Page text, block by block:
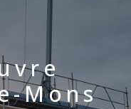
Mons